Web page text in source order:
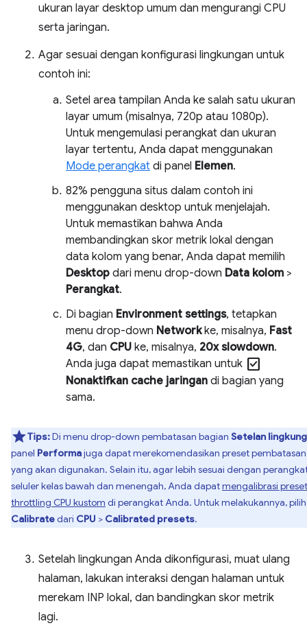
ukuran layar desktop umum dan mengurangi CPU
serta jaringan.
Agar sesuai dengan konfigurasi lingkungan untuk
contoh ini:
Setel area tampilan Anda ke salah satu ukuran
layar umum (misalnya, 720p atau 1080p).
Untuk mengemulasi perangkat dan ukuran
layar tertentu, Anda dapat menggunakan
Mode perangkat di panel Elemen.
82% pengguna situs dalam contoh ini
menggunakan desktop untuk menjelajah.
Untuk memastikan bahwa Anda
membandingkan skor metrik lokal dengan
data kolom yang benar, Anda dapat memilih
Desktop dari menu drop-down Data kolom >
Perangkat.
Di bagian Environment settings, tetapkan
menu drop-down Networkke, misalnya, Fast
4G, dan CPU ke, misalnya, 20x slowdown.
Anda juga dapat memastikan untuk check_box
Nonaktifkan cache jaringan di bagian yang
sama.
Tips:Di menu drop-down pembatasan bagian Setelan
panel Performajuga dapat merekomendasikan preset pembatasan
yang akan digunakan. Selain itu, agar lebih sesuai dengan
seluler kelas bawah dan menengah, Anda dapatmengalibrasi preset
throttling CPU kustom di perangkat Anda. Untuk melakukannya, pilih
Calibratedari CPU > Calibrated presets.
Setelah lingkungan Anda dikonfigurasi, muat ulang
halaman, lakukan interaksi dengan halaman untuk
merekam INP lokal, dan bandingkan skor metrik
lagi.